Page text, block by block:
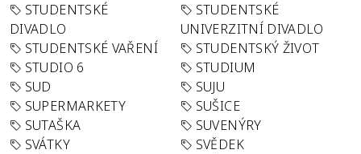
STUDENTSKÉ
DIVADLO
STUDENTSKÉ
UNIVERZITNÍ DIVADLO
STUDENTSKÉ VAŘENÍ
STUDENTSKÝ ŽIVOT
STUDIO 6
STUDIUM
SUD
SUJU
SUPERMARKETY
SUŠICE
SUTAŠKA
SUVENÝRY
SVÁTKY
SVĚDEK